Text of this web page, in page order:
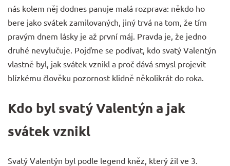
nás kolem něj dodnes panuje malá rozprava: někdo ho
bere jako svátek zamilovaných, jiný trvá na tom, že tím
pravým dnem lásky je až první máj. Pravda je, že jedno
druhé nevylučuje. Pojďme se podívat, kdo svatý Valentýn
vlastně byl, jak svátek vznikl a proč dává smysl projevit
blízkému člověku pozornost klidně několikrát do roka.
Kdo byl svatý Valentýn a jak
svátek vznikl
Svatý Valentýn byl podle legend kněz, který žil ve 3.